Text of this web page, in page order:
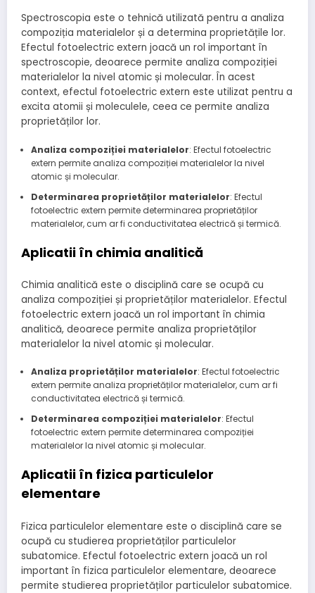
Spectroscopia este o tehnică utilizată pentru a analiza
compoziția materialelor și a determina proprietățile lor.
Efectul fotoelectric extern joacă un rol important în
spectroscopie, deoarece permite analiza compoziției
materialelor la nivel atomic și molecular. În acest
context, efectul fotoelectric extern este utilizat pentru a
excita atomii și moleculele, ceea ce permite analiza
proprietăților lor.
Analiza compoziției materialelor: Efectul fotoelectric
extern permite analiza compoziției materialelor la nivel
atomic și molecular.
Determinarea proprietăților materialelor: Efectul
fotoelectric extern permite determinarea proprietăților
materialelor, cum ar fi conductivitatea electrică și termică.
Aplicatii în chimia analitică
Chimia analitică este o disciplină care se ocupă cu
analiza compoziției și proprietăților materialelor. Efectul
fotoelectric extern joacă un rol important în chimia
analitică, deoarece permite analiza proprietăților
materialelor la nivel atomic și molecular.
Analiza proprietăților materialelor: Efectul fotoelectric
extern permite analiza proprietăților materialelor, cum ar fi
conductivitatea electrică și termică.
Determinarea compoziției materialelor: Efectul
fotoelectric extern permite determinarea compoziției
materialelor la nivel atomic și molecular.
Aplicatii în fizica particulelor
elementare
Fizica particulelor elementare este o disciplină care se
ocupă cu studierea proprietăților particulelor
subatomice. Efectul fotoelectric extern joacă un rol
important în fizica particulelor elementare, deoarece
permite studierea proprietăților particulelor subatomice.